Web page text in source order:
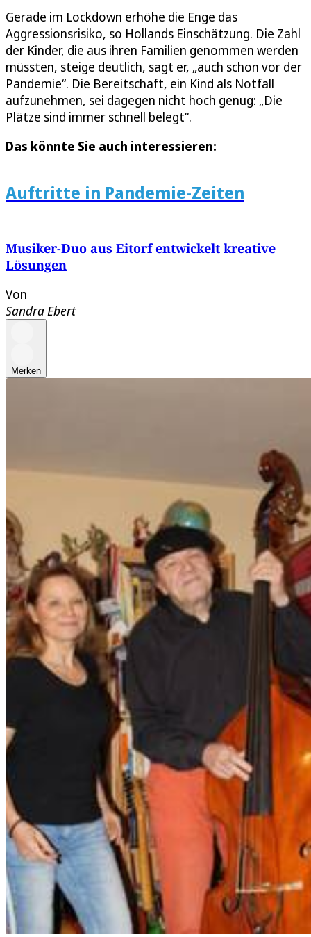
Gerade im Lockdown erhöhe die Enge das
Aggressionsrisiko, so Hollands Einschätzung. Die Zahl
der Kinder, die aus ihren Familien genommen werden
müssten, steige deutlich, sagt er, „auch schon vor der
Pandemie“. Die Bereitschaft, ein Kind als Notfall
aufzunehmen, sei dagegen nicht hoch genug: „Die
Plätze sind immer schnell belegt“.
Das könnte Sie auch interessieren:
Auftritte in Pandemie-Zeiten
Musiker-Duo aus Eitorf entwickelt kreative
Lösungen
Von
Sandra Ebert
Merken